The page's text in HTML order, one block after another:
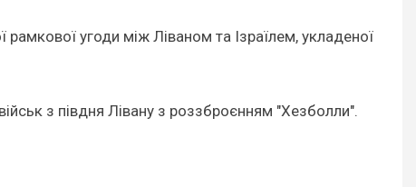
угоди між Ліваном та Ізраїлем, укладеної
з півдня Лівану з роззброєнням "Хезболли".